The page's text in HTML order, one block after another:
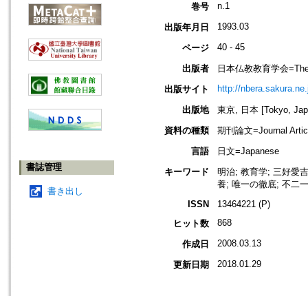
書誌管理
書き出し
巻号
n.1
出版年月日 1993.03
ページ 40 - 45
出版者
日本仏教教育学会
出版サイト
http://
出版地
東京, 日本 [Tokyo,
資料の種類
期刊論文=Journal
言語
日文=Japanese
キーワード
明治; 教育学; 三好愛
養; 唯一の徹底; 不二
ISSN
13464221 (P)
ヒット数
868
作成日 2008.03.13
更新日期 2018.01.29